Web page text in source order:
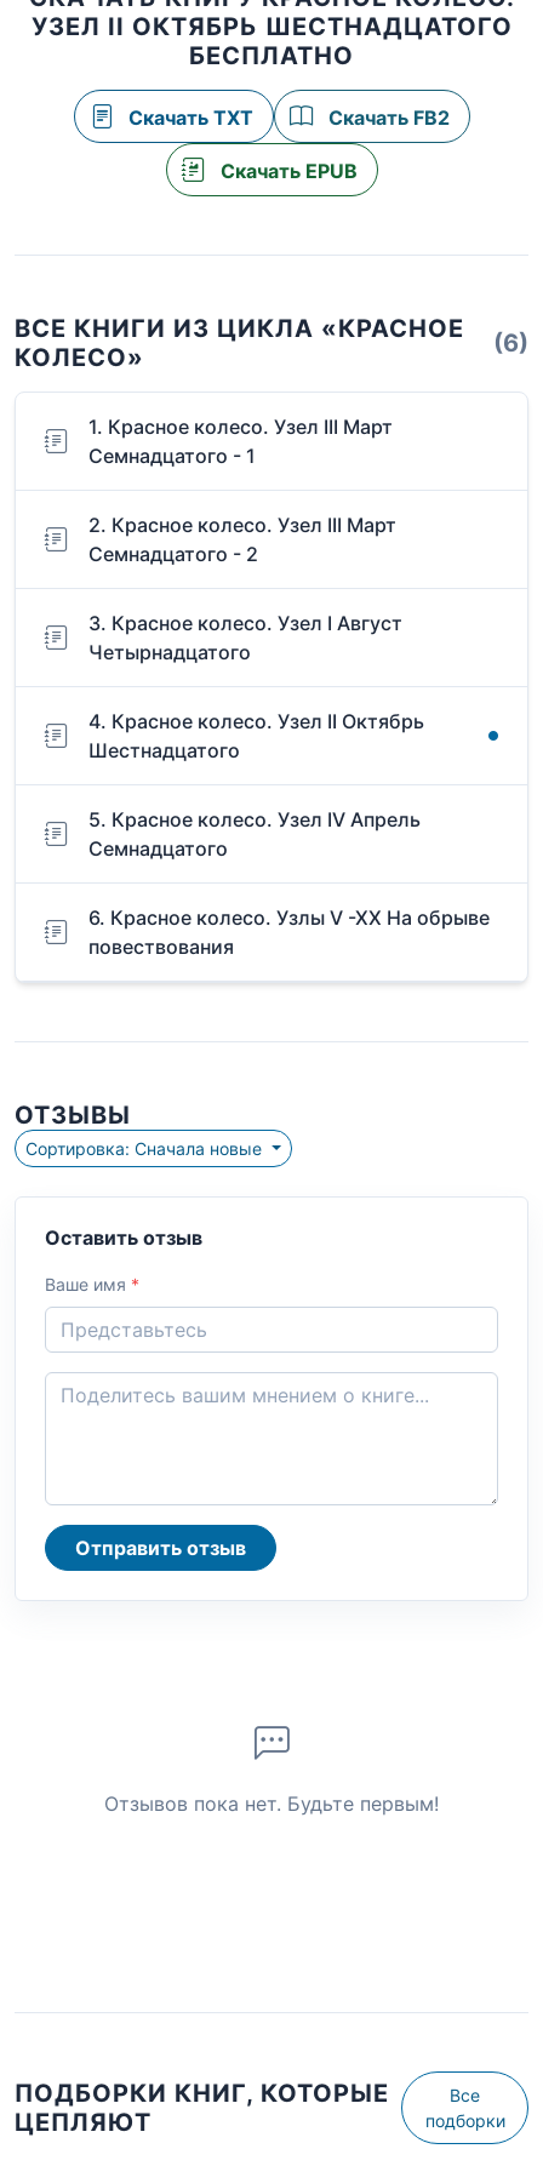
УЗЕЛ II ОКТЯБРЬ ШЕСТНАДЦАТОГО
БЕСПЛАТНО
Скачать TXT Скачать FB2
Скачать EPUB
ВСЕ КНИГИ ИЗ ЦИКЛА «КРАСНОЕ
КОЛЕСО»
(6)
1. Красное колесо. Узел III Март
Семнадцатого - 1
2. Красное колесо. Узел III Март
Семнадцатого - 2
3. Красное колесо. Узел I Август
Четырнадцатого
4. Красное колесо. Узел II Октябрь
Шестнадцатого
5. Красное колесо. Узел IV Апрель
Семнадцатого
6. Красное колесо. Узлы V -XX На обрыве
повествования
ОТЗЫВЫ
Сортировка: Сначала новые
Оставить отзыв
Ваше имя *
Отправить отзыв
Отзывов пока нет. Будьте первым!
ПОДБОРКИ КНИГ, КОТОРЫЕ
ЦЕПЛЯЮТ
Все
подборки